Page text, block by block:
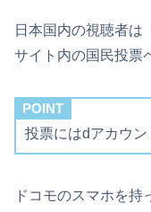
日本国内の視聴者は
サイト内の国民投票
POINT
投票にはdアカウン
ドコモのスマホを持